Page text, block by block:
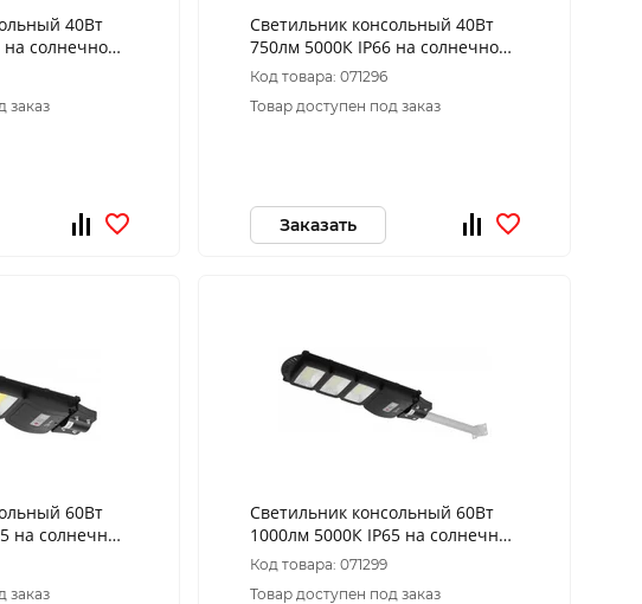
40Вт
на солнечной
заказ
Светильник консольный 40Вт
750лм 5000К IP66 на солнечной
батарее COB с
кронштейном,датчиком ПДУ ЭРА
Код товара: 071296
Товар доступен под заказ
Заказать
60Вт
на солнечной
заказ
Светильник консольный 60Вт
1000лм 5000К IP65 на солнечной
батарее SMD с
кронштейном,датчиком ПДУ ЭРА
Код товара: 071299
Товар доступен под заказ